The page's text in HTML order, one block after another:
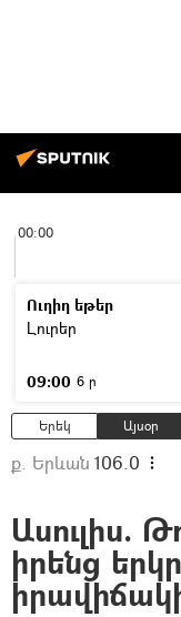
00:00
Ուղիղ եթեր
Լուրեր
09:00 6 ր
Երեկ Այսօր
ք. Երևան 106.0
Ասուլիս.
իրենց